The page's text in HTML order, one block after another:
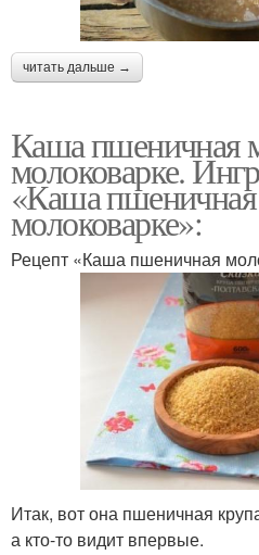
читать дальше →
Каша пшеничная
молоковарке.
«Каша
молоковарке»:
Рецепт «Каша пшеничная
Итак, вот она пшеничная
а кто-то видит впервые.